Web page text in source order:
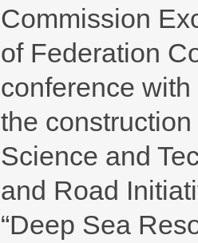
Commission
of Federation
conference
the
Science and
and Road
“Deep Sea